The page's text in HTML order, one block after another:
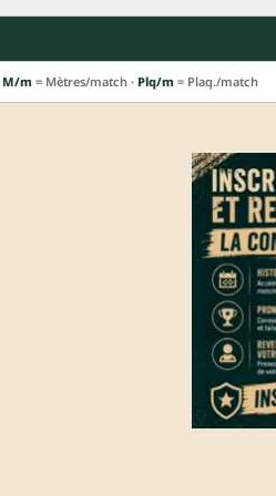
M/m = Mètres/match · Plq/m = Plaq./match